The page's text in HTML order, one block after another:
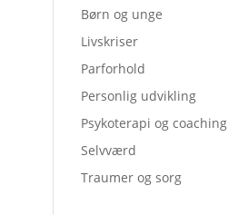
Børn og unge
Livskriser
Parforhold
Personlig udvikling
Psykoterapi og coaching
Selvværd
Traumer og sorg